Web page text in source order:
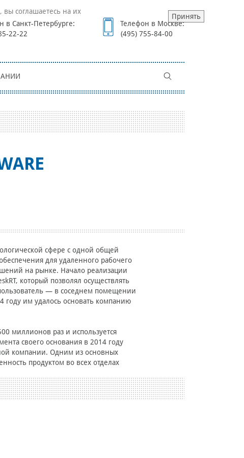
в Санкт-Петербурге:
22-22
Телефон в Москве:
(495) 755-84-00
сфере с одной общей
для удаленного рабочего
на рынке. Начало реализации
который позволял осуществлять
— в соседнем помещении
году им удалось основать компанию
миллионов раз и используется
своего основания в 2014 году
компании. Одним из основных
продуктом во всех отделах
вы соглашаетесь на их
Принять